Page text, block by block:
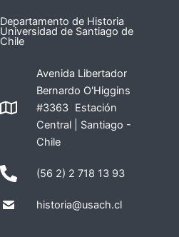
Departamento de Historia
Universidad de Santiago de
Chile
Avenida Libertador
Bernardo O'Higgins
#3363 Estación
Central | Santiago -
Chile
(56 2) 2 718 13 93
historia@usach.cl